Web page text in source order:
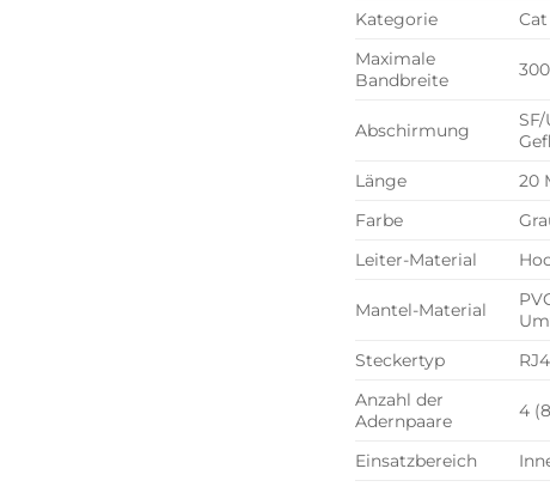
Kategorie
Maximale
Bandbreite
Abschirmung
Länge
20
Farbe
Leiter-Material
Mantel-Material
Steckertyp
Anzahl der
Adernpaare
4
Einsatzbereich